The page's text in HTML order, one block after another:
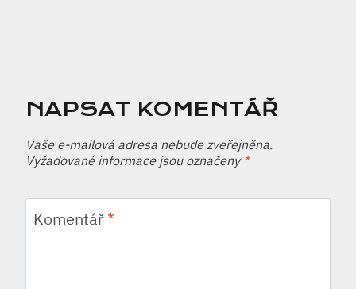
NAPSAT KOMENTÁŘ
Vaše e-mailová adresa nebude zveřejněna.
Vyžadované informace jsou označeny *
Komentář*